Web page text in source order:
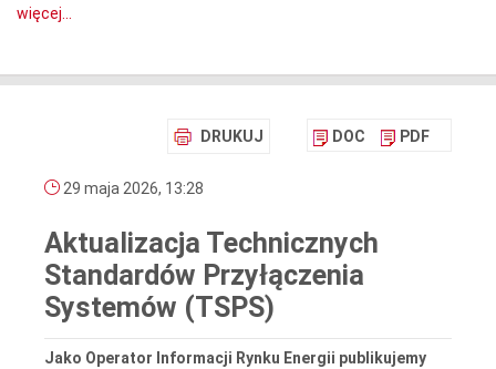
więcej...
DRUKUJ DOC PDF
29 maja 2026, 13:28
Aktualizacja Technicznych
Standardów Przyłączenia
Systemów (TSPS)
Jako Operator Informacji Rynku Energii publikujemy